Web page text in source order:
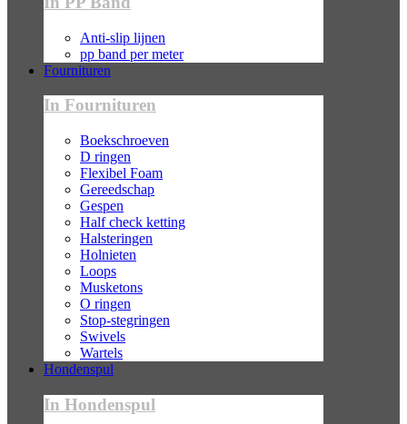
Anti-slip lijnen
pp band per meter
Fournituren
In Fournituren
Boekschroeven
D ringen
Flexibel Foam
Gereedschap
Gespen
Half check ketting
Halsteringen
Holnieten
Loops
Musketons
O ringen
Stop-stegringen
Swivels
Wartels
Hondenspul
In Hondenspul